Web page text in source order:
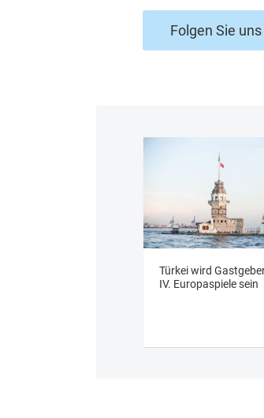
Folgen Sie
Türkei wird
IV. Europaspiele sein